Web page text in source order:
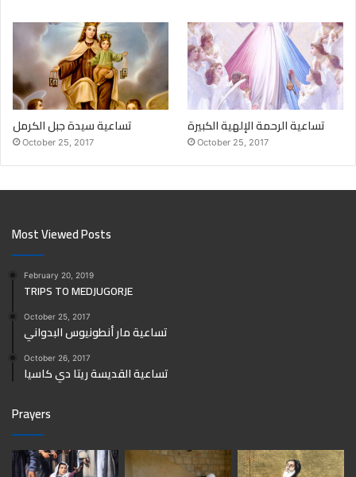
تساعية سيدة جبل الكرمل
October 25, 2017
تساعية الرحمة الإلهية الكبيرة
October 25, 2017
Most Viewed Posts
February 20, 2019
TRIPS TO MEDJUGORJE
October 25, 2017
تساعية مار أنطونيوس البدواني
October 26, 2017
تساعية القديسة ريتا دي كاسيا
Prayers